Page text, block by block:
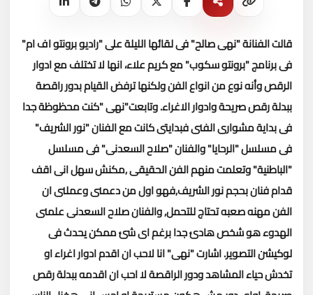
قالت الفنانة "نهى صالح" فى لقائها الليلة على "راديو برونتو اف ام"
فى برنامج "برونتو سكوب" مع كريم علاء، انها لا تختلف مع ادوار
الرقص وأنه نوع من انواع الفن ولكنها ترفض القيام بدور راقصة
ببدلة رقص صريحة وادوار الاغراء.وتابعت"نهى "كنت محظوظة جدا
فى بداية مشوارى الفنى فبدايتى كانت مع الفنان "نور الشريف"
فى مسلسل "الرحايا" والفنان "صلاح السعدنى" فى مسلسل
"الباطنية" وتعلمت منهم الفن الحقيقى ,مكنش سهل انى اقف
قدام فنان بحجم نور الشريف,فهو اول من دعمنى وعملنى ان
الفن مهنه صعبه تحتاج للتحمل, والفنان صلاح السعدنى علمنى
الهدوء هو شخص هادئ جدا برغم اى شئ ممكن يحدث فى
لوكيشن التصوير.اشارت "نهى" انا لاحب ان اقدم ادوار اغراء او
تخدش حياء المشاهد ودور الراقصة لا احب ان اقدمه ببدلة رقص